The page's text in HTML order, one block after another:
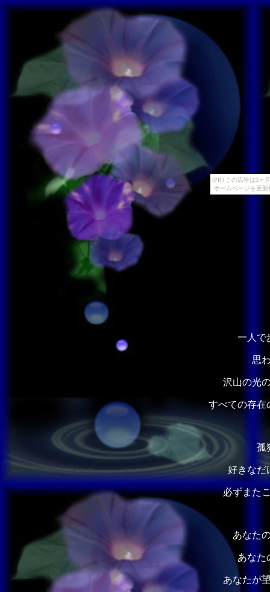
[PR] この広告は3ヶ
ホームページを更
一人で
思
沢山の光
すべての存在
孤
好きなだ
必ずまた
あなた
あなた
あなたが